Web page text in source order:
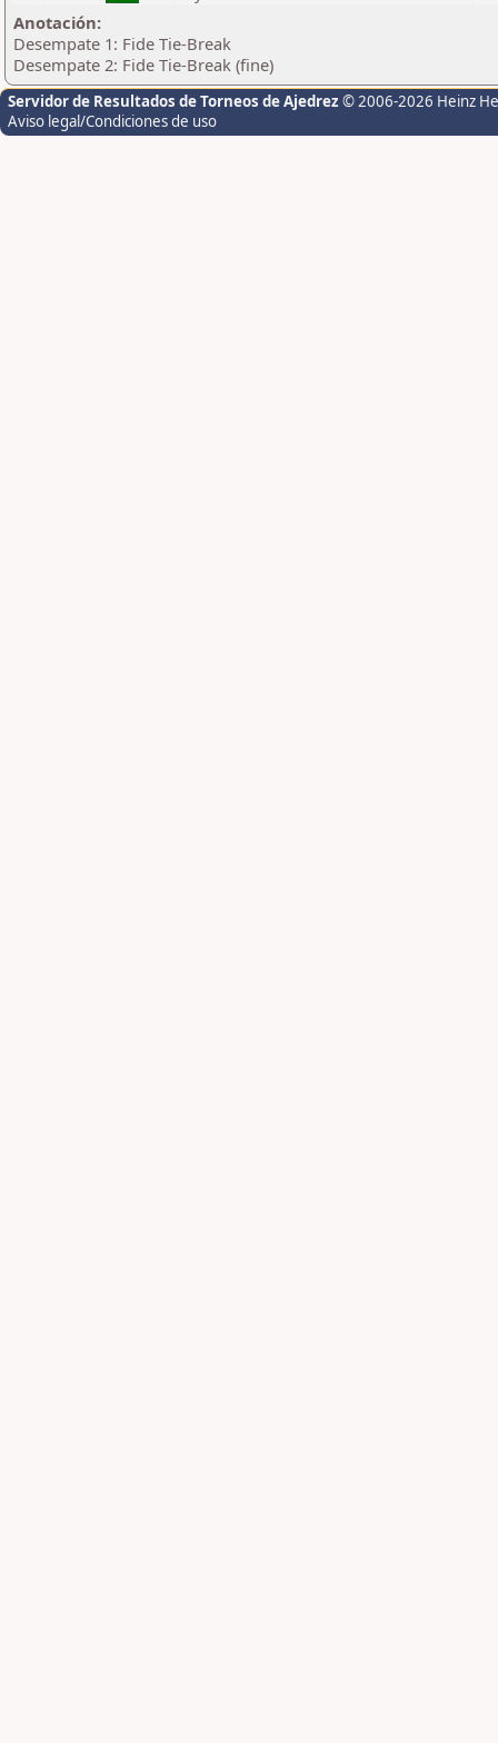
Anotación:
Desempate 1: Fide Tie-Break
Desempate 2: Fide Tie-Break (fine)
Servidor de Resultados de Torneos de Ajedrez © 2006-2026 Heinz
Aviso legal/Condiciones de uso